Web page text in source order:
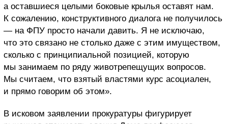
а оставшиеся целыми боковые крылья оставят нам.
К сожалению, конструктивного диалога не получилось
— на ФПУ просто начали давить. Я не исключаю,
что это связано не столько даже с этим имуществом,
сколько с принципиальной позицией, которую
мы занимаем по ряду животрепещущих вопросов.
Мы считаем, что взятый властями курс асоциален,
и прямо говорим об этом».
В исковом заявлении прокуратуры фигурирует